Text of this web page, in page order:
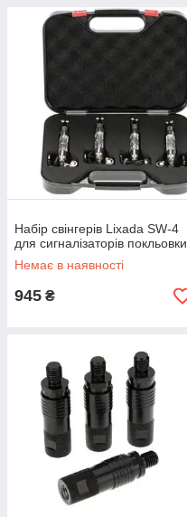
Набір свінгерів Lixada SW-4
для сигналізаторів покльовки
Немає в наявності
945 ₴